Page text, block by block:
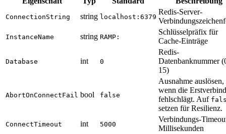
ConnectionString string localhost:6379
Redis-Server-
InstanceName string RAMP:
Schlüsselpräfix für
Cache-Einträge
Database int 0
Redis-
Datenbanknummer
15)
AbortOnConnectFail bool false
Ausnahme auslösen,
wenn die
fehlschlägt. Auf
setzen für Resilienz.
ConnectTimeout int 5000
Verbindungs-
Millisekunden